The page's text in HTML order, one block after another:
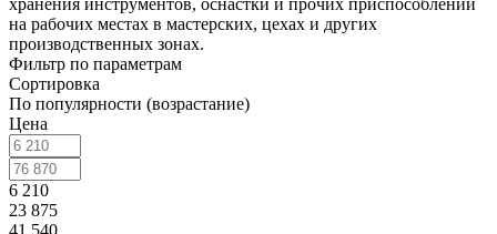
на рабочих местах в мастерских, цехах и других
производственных зонах.
Фильтр по параметрам
Сортировка
По популярности (возрастание)
Цена
6 210
23 875
41 540